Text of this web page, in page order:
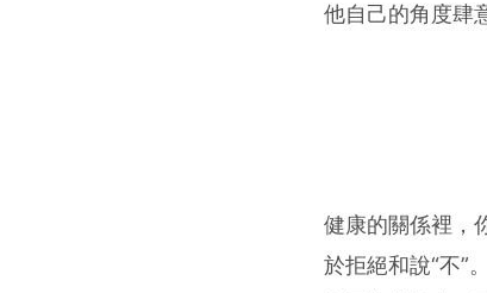
他自己的角度肆
健康的關係裡，
於拒絕和說“不”